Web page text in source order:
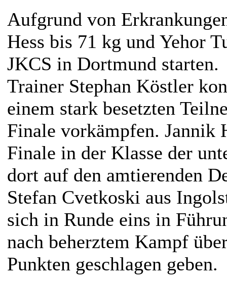
Aufgrund von
Hess bis 71 kg und Yehor
JKCS in Dortmund
Trainer Stephan Köstler
einem stark besetzten
Finale vorkämpfen. Jannik
Finale in der Klasse der
dort auf den amtierenden
Stefan Cvetkoski aus
sich in Runde eins in
nach beherztem Kampf
Punkten geschlagen geben.